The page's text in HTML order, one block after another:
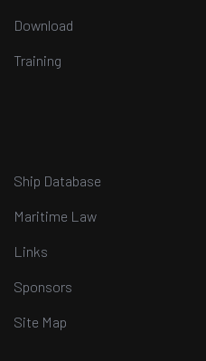
Download
Training
Ship Database
Maritime Law
Links
Sponsors
Site Map